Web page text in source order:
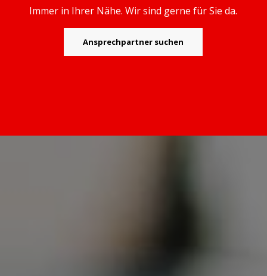
Immer in Ihrer Nähe. Wir sind gerne für Sie da.
Ansprechpartner suchen